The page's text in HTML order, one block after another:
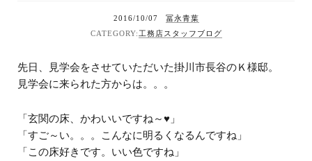
見学会・イベント
オススメの土地
2016/10/07
冨永青葉
工務店スタッフブログ
先日、見学会をさせていただいた掛川市長谷のＫ様邸。
見学会に来られた方からは。。。
「玄関の床、かわいいですね～♥」
「すご～い。。。こんなに明るくなるんですね」
「この床好きです。いい色ですね」